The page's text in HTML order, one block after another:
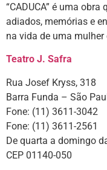
“CADUCA” é uma
adiados, memórias e
na vida de uma
Teatro J. Safra
Rua Josef Kryss, 318
Barra Funda – São
Fone: (11) 3611-3042
Fone: (11) 3611-2561
De quarta a domingo
CEP 01140-050